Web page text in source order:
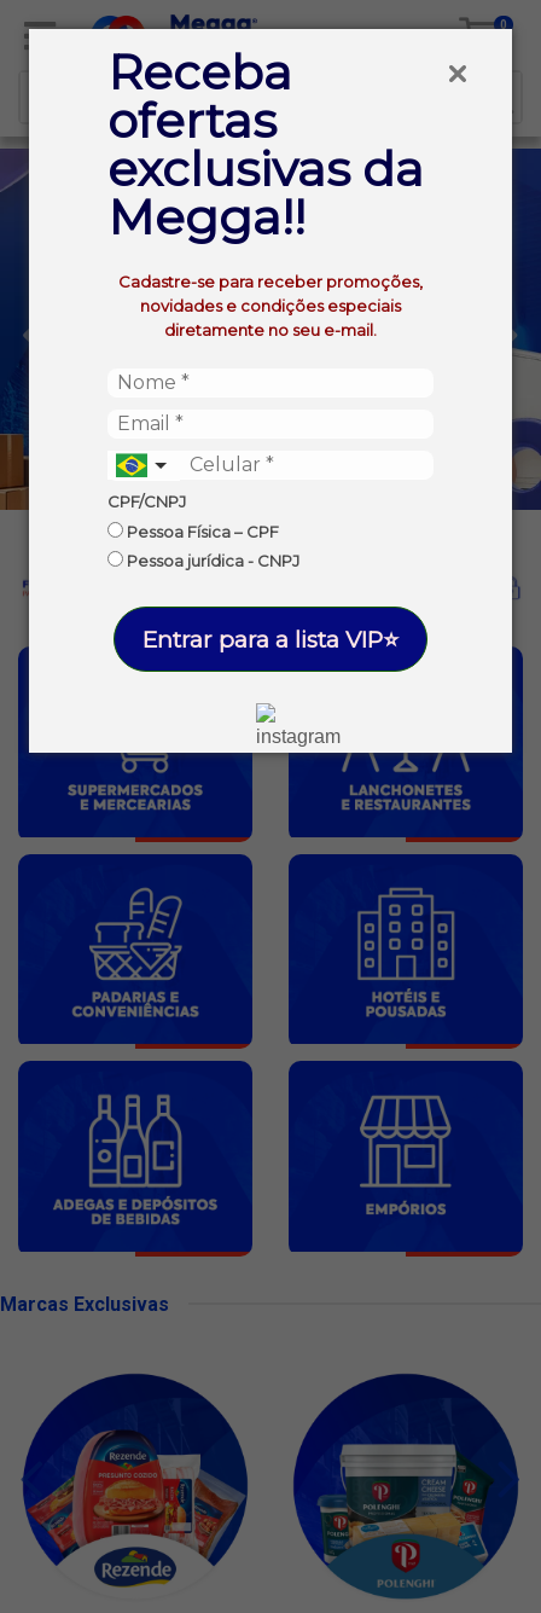
Receba
ofertas
exclusivas da
Megga!!
Cadastre-se para receber promoções,
novidades e condições especiais
diretamente no seu e-mail.
CPF/CNPJ
Pessoa Física – CPF
Pessoa jurídica - CNPJ
Entrar para a lista VIP⭐
0
Marcas Exclusivas